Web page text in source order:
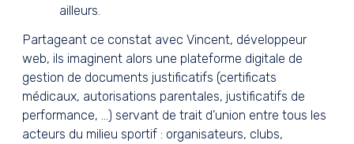
ailleurs.
Partageant ce constat avec Vincent, développeur
web, ils imaginent alors une plateforme digitale de
gestion de documents justificatifs (certificats
médicaux, autorisations parentales, justificatifs de
performance, ...) servant de trait d’union entre tous les
acteurs du milieu sportif : organisateurs, clubs,